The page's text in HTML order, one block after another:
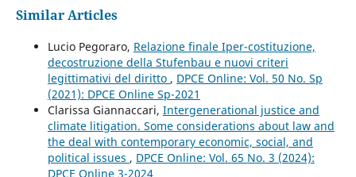
Similar Articles
Lucio Pegoraro, Relazione finale Iper-costituzione,
decostruzione della Stufenbau e nuovi criteri
legittimativi del diritto , DPCE Online: Vol. 50 No. Sp
(2021): DPCE Online Sp-2021
Clarissa Giannaccari, Intergenerational justice and
climate litigation. Some considerations about law and
the deal with contemporary economic, social, and
political issues , DPCE Online: Vol. 65 No. 3 (2024):
DPCE Online 3-2024